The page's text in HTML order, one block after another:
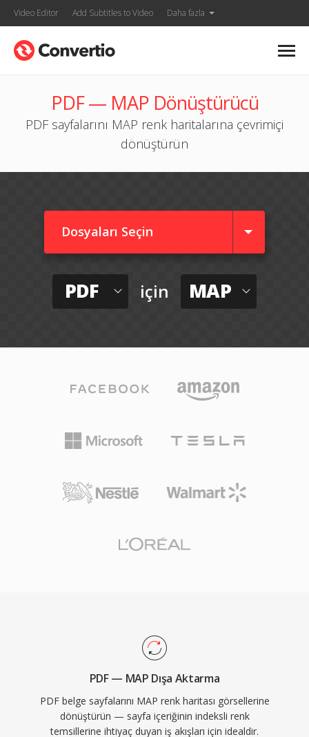
Video Editor Add Subtitles to Video Daha fazla
PDF — MAP Dönüştürücü
PDF sayfalarını MAP renk haritalarına çevrimiçi
dönüştürün
Dosyaları Seçin
PDF için MAP
PDF — MAP Dışa Aktarma
PDF belge sayfalarını MAP renk haritası görsellerine
dönüştürün — sayfa içeriğinin indeksli renk
temsillerine ihtiyaç duyan iş akışları için idealdir.